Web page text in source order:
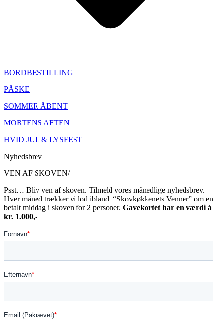
BORDBESTILLING
PÅSKE
SOMMER ÅBENT
MORTENS AFTEN
HVID JUL & LYSFEST
Nyhedsbrev
VEN AF SKOVEN/
Psst… Bliv ven af skoven. Tilmeld vores månedlige nyhedsbrev.
Hver måned trækker vi lod iblandt “Skovkøkkenets Venner” om en
betalt middag i skoven for 2 personer. Gavekortet har en værdi á
kr. 1.000,-